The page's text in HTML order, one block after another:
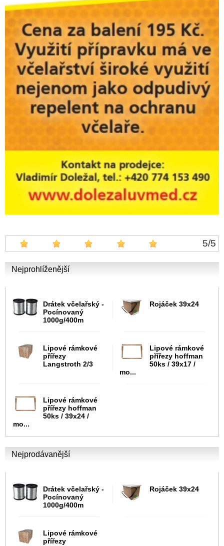
5/5
Nejprohlíženější
Drátek včelařský -
Pocínovaný
1000g/400m
Rojáček 39x24
Lipové rámkové
přířezy
Langstroth 2/3
Lipové rámkové
přířezy hoffman
50ks / 39x17 /
mo...
Lipové rámkové
přířezy hoffman
50ks / 39x24 /
mo...
Nejprodávanější
Drátek včelařský -
Pocínovaný
1000g/400m
Rojáček 39x24
Lipové rámkové
přířezy